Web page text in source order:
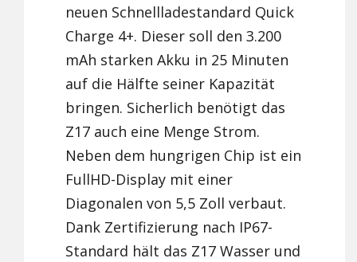
neuen Schnellladestandard Quick
Charge 4+. Dieser soll den 3.200
mAh starken Akku in 25 Minuten
auf die Hälfte seiner Kapazität
bringen. Sicherlich benötigt das
Z17 auch eine Menge Strom.
Neben dem hungrigen Chip ist ein
FullHD-Display mit einer
Diagonalen von 5,5 Zoll verbaut.
Dank Zertifizierung nach IP67-
Standard hält das Z17 Wasser und